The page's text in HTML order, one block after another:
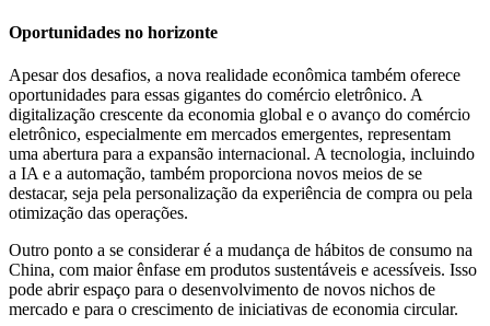
Oportunidades no horizonte
Apesar dos desafios, a nova realidade econômica também oferece
oportunidades para essas gigantes do comércio eletrônico. A
digitalização crescente da economia global e o avanço do comércio
eletrônico, especialmente em mercados emergentes, representam
uma abertura para a expansão internacional. A tecnologia, incluindo
a IA e a automação, também proporciona novos meios de se
destacar, seja pela personalização da experiência de compra ou pela
otimização das operações.
Outro ponto a se considerar é a mudança de hábitos de consumo na
China, com maior ênfase em produtos sustentáveis e acessíveis. Isso
pode abrir espaço para o desenvolvimento de novos nichos de
mercado e para o crescimento de iniciativas de economia circular.